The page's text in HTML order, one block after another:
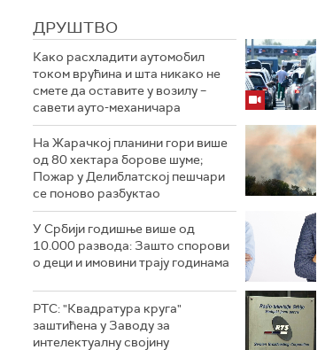
ДРУШТВО
Како расхладити аутомобил
током врућина и шта никако не
смете да оставите у возилу –
савети ауто-механичара
На Жарачкој планини гори више
од 80 хектара борове шуме;
Пожар у Делиблатској пешчари
се поново разбуктао
У Србији годишње више од
10.000 развода: Зашто спорови
о деци и имовини трају годинама
РТС: "Квадратура круга"
заштићена у Заводу за
интелектуалну својину